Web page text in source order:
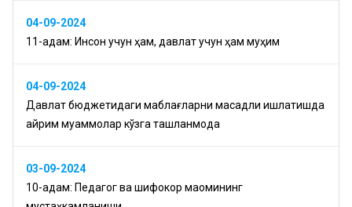
04-09-2024
11-қадам: Инсон учун ҳам, давлат учун ҳам муҳим
04-09-2024
Давлат бюджетидаги маблағларни мақсадли ишлатишда
айрим муаммолар кўзга ташланмоқда
03-09-2024
10-қадам: Педагог ва шифокор мақомининг